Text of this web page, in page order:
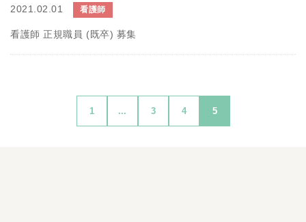
2021.02.01 看護師
看護師 正規職員 (既卒) 募集
1 ... 3 4 5